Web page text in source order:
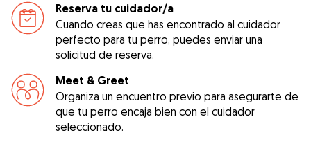
Reserva tu cuidador/a
Cuando creas que has encontrado al cuidador
perfecto para tu perro, puedes enviar una
solicitud de reserva.
Meet & Greet
Organiza un encuentro previo para asegurarte de
que tu perro encaja bien con el cuidador
seleccionado.